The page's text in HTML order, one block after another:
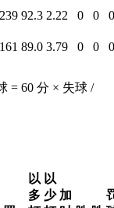
239 92.3 2.22 0 0
0
161 89.0 3.79 0 0
0
= 60 分 × 失球 /
以
多
以
少 加